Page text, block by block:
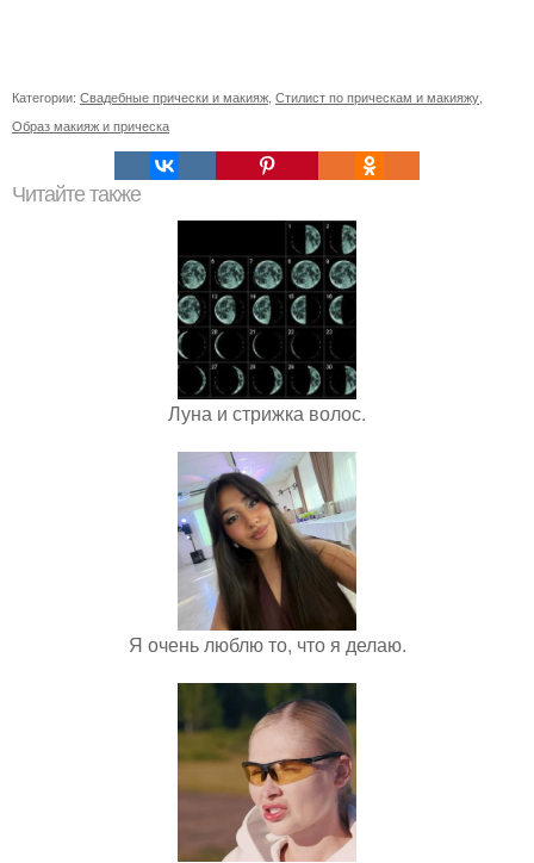
Категории: Свадебные прически и макияж Стилист по прическам и макияжу
Образ макияж и прическа
Читайте также
Луна и стрижка волос.
Я очень люблю то, что я делаю.